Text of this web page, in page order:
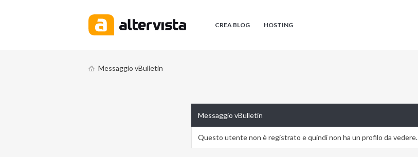
CREA BLOG HOSTING
Messaggio vBulletin
Messaggio vBulletin
Questo utente non è registrato e quindi non ha un profilo da vedere.